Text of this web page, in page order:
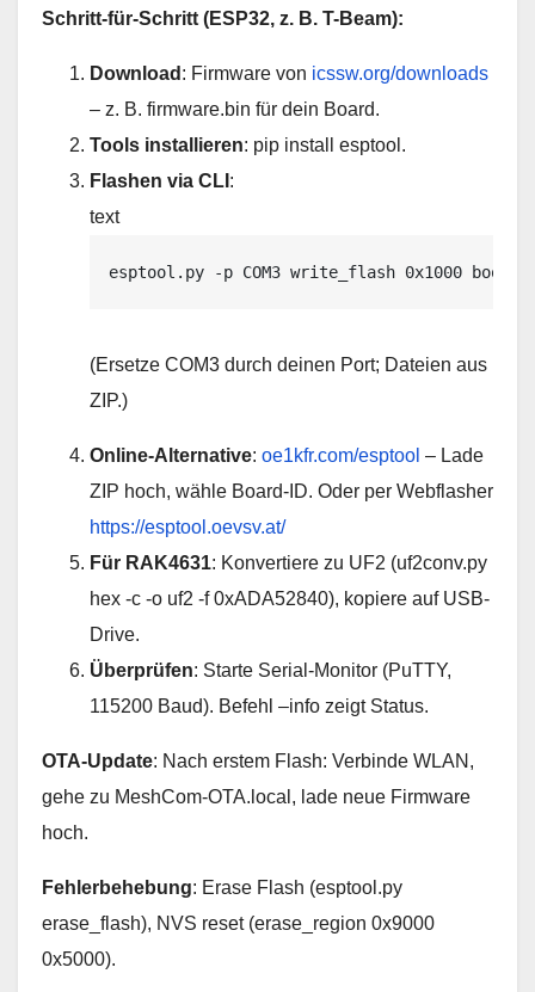
Schritt-für-Schritt (ESP32, z. B. T-Beam):
Download : Firmware von icssw.org/downloads
– z. B. firmware.bin für dein Board.
Tools installieren: pip install esptool.
Flashen via CLI :
text
esptool.py -p COM3 write_flash 0x1000
(Ersetze COM3 durch deinen Port; Dateien aus
ZIP.)
Online-Alternative: oe1kfr.com/esptool – Lade
ZIP hoch, wähle Board-ID. Oder per Webflasher
https://esptool.oevsv.at/
Für RAK4631: Konvertiere zu UF2 (uf2conv.py
hex -c -o uf2 -f 0xADA52840), kopiere auf USB-
Drive.
Überprüfen: Starte Serial-Monitor (PuTTY,
115200 Baud). Befehl –info zeigt Status.
OTA-Update: Nach erstem Flash: Verbinde WLAN,
gehe zu MeshCom-OTA.local, lade neue Firmware
hoch.
Fehlerbehebung: Erase Flash (esptool.py
erase_flash), NVS reset (erase_region 0x9000
0x5000).